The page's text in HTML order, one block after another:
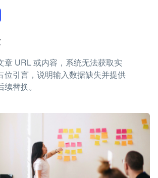
章 URL 或内容，系统无法获取实
位引言，说明输入数据缺失并提供
替换。